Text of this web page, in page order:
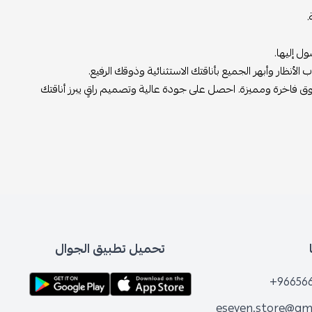
إليها.
وأبهر الجميع بأناقتك الاستثنائية وذوقك الرفيع.
ومميزة. احصل على جودة عالية وتصميم راقٍ يبرز أناقتك
تحميل تطبيق الجوال